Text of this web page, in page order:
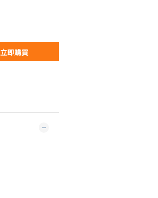
立即購買